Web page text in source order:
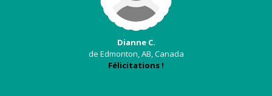
Dianne C.
de Edmonton, AB, Canada
Félicitations !